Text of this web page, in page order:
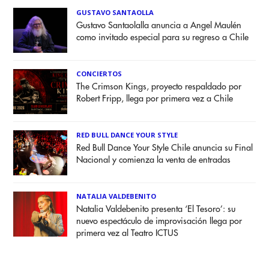
GUSTAVO SANTAOLLA
Gustavo Santaolalla anuncia a Angel Maulén
como invitado especial para su regreso a Chile
CONCIERTOS
The Crimson Kings, proyecto respaldado por
Robert Fripp, llega por primera vez a Chile
RED BULL DANCE YOUR STYLE
Red Bull Dance Your Style Chile anuncia su Final
Nacional y comienza la venta de entradas
NATALIA VALDEBENITO
Natalia Valdebenito presenta ‘El Tesoro’: su
nuevo espectáculo de improvisación llega por
primera vez al Teatro ICTUS